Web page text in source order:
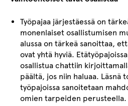
Työpajaa järjestäessä on
monenlaiset osallistumisen
alussa on tärkeä sanoittaa,
ovat yhtä hyviä.
osallistua chattiin
päältä, jos niin haluaa. Läsnä
työpajoissa sanoitetaan
omien tarpeiden perusteella.